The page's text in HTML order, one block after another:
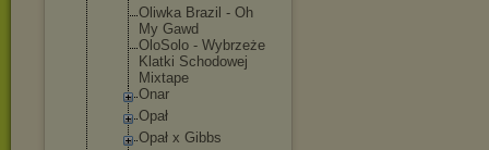
Oliwka Brazil - Oh
My Gawd
OloSolo - Wybrzeże
Klatki Schodowej
Mixtape
Onar
Opał
Opał x Gibbs